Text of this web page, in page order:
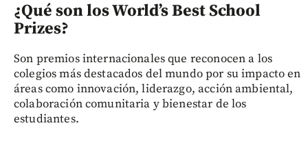
¿Qué son los World’s Best School
Prizes?
Son premios internacionales que reconocen a los
colegios más destacados del mundo por su impacto en
áreas como innovación, liderazgo, acción ambiental,
colaboración comunitaria y bienestar de los
estudiantes.